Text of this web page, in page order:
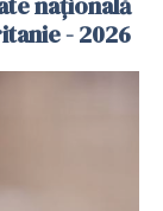
- 2026